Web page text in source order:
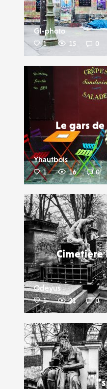
Gl-photo
1 15 0
Le gars
Yhautbois
1 16 0
Cimetière
Odeyus
1 21 0